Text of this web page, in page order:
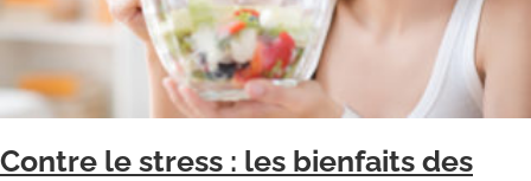
Contre le stress : les bienfaits des